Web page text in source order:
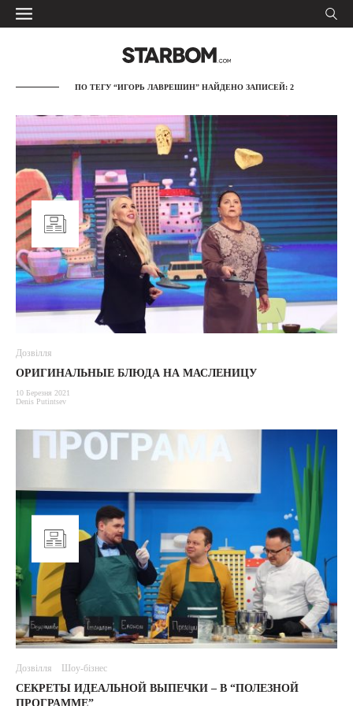
ПО ТЕГУ “ИГОРЬ ЛАВРЕШИН” НАЙДЕНО ЗАПИСЕЙ: 2
Дозвілля
ОРИГИНАЛЬНЫЕ БЛЮДА НА МАСЛЕНИЦУ
10 Березня 2021
Denis Putintsev
Дозвілля Шоу-бізнес
СЕКРЕТЫ ИДЕАЛЬНОЙ ВЫПЕЧКИ – В “ПОЛЕЗНОЙ
ПРОГРАММЕ”